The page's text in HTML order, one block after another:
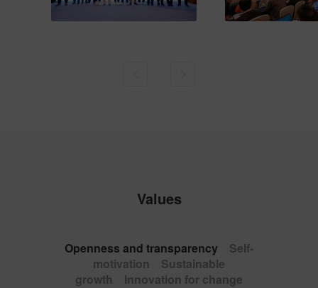
Values
Openness and transparency
Self-
motivation
Sustainable
growth
Innovation for change